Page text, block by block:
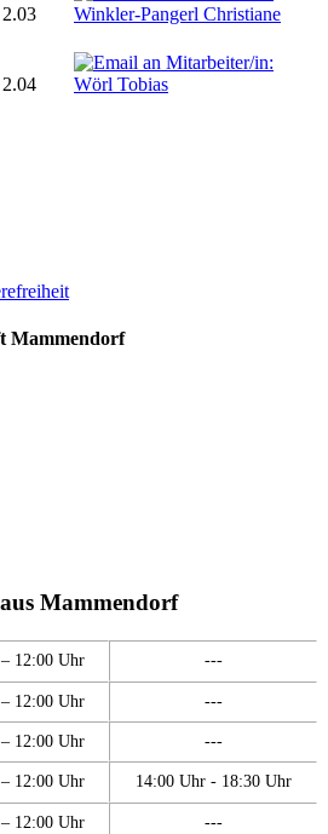
2.03
2.04
Mammendorf
Mammendorf
12:00 Uhr ---
12:00 Uhr ---
12:00 Uhr ---
12:00 Uhr 14:00 Uhr - 18:30 Uhr
12:00 Uhr ---